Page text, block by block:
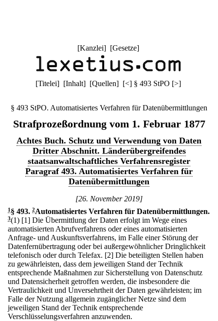
[Kanzlei] [Gesetze]
[Titelei] [Inhalt] [Quellen] [<] § 493 StPO [>]
§ 493 StPO. Automatisiertes Verfahren für Datenübermittlungen
Strafprozeßordnung vom 1. Februar 1877
Achtes Buch. Schutz und Verwendung von Daten
Dritter Abschnitt. Länderübergreifendes
staatsanwaltschaftliches Verfahrensregister
Paragraf 493. Automatisiertes Verfahren für
Datenübermittlungen
[26. November 2019]
1 § 493. 2Automatisiertes Verfahren für Datenübermittlungen.
3(1) [1] Die Übermittlung der Daten erfolgt im Wege eines
automatisierten Abrufverfahrens oder eines automatisierten
Anfrage- und Auskunftsverfahrens, im Falle einer Störung der
Datenfernübertragung oder bei außergewöhnlicher Dringlichkeit
telefonisch oder durch Telefax. [2] Die beteiligten Stellen haben
zu gewährleisten, dass dem jeweiligen Stand der Technik
entsprechende Maßnahmen zur Sicherstellung von Datenschutz
und Datensicherheit getroffen werden, die insbesondere die
Vertraulichkeit und Unversehrtheit der Daten gewährleisten; im
Falle der Nutzung allgemein zugänglicher Netze sind dem
jeweiligen Stand der Technik entsprechende
Verschlüsselungsverfahren anzuwenden.